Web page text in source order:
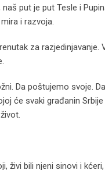
put je put Tesle i
i razvoja.
za razjedinjavanje.
Da poštujemo svoje.
će svaki građanin
živi bili njeni sinovi i